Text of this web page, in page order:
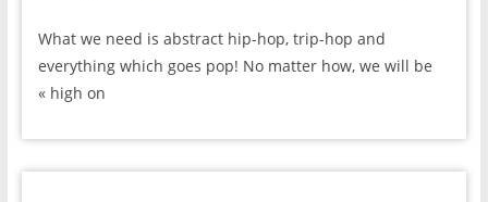
What we need is abstract hip-hop, trip-hop and
everything which goes pop! No matter how, we will be
« high on